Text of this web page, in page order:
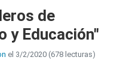
de
y Educación"
el 3/2/2020 (678 lecturas)